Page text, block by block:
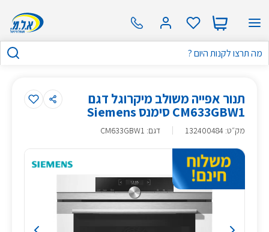
תנור אפייה משולב מיקרוגל דגם
CM633GBW1 סימנס Siemens
מק״ט:
132400484 דגם: CM633GBW1